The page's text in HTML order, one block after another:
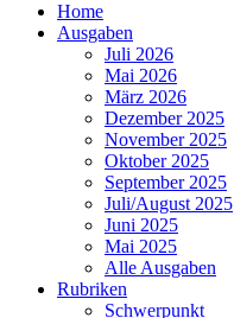
Wirtschaft im Südwesten
Home
Ausgaben
Juli 2026
Mai 2026
März 2026
Dezember 2025
November 2025
Oktober 2025
September 2025
Juli/August 2025
Juni 2025
Mai 2025
Alle Ausgaben
Rubriken
Schwerpunkt